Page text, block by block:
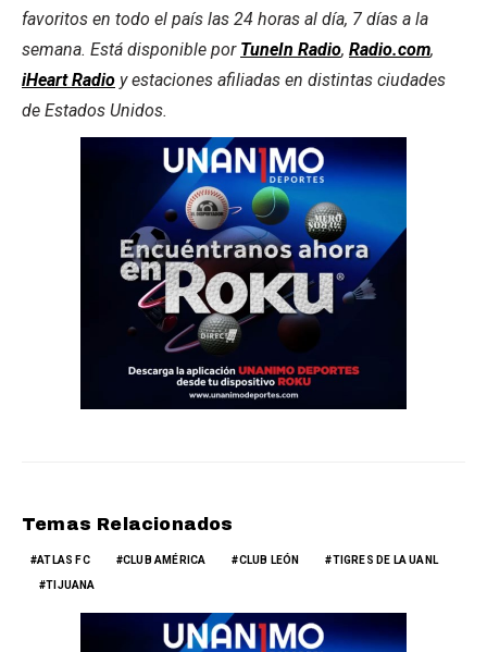
favoritos en todo el país las 24 horas al día, 7 días a la
semana. Está disponible por TuneIn Radio, Radio.com,
iHeart Radio y estaciones afiliadas en distintas ciudades
de Estados Unidos.
Temas Relacionados
ATLAS FC CLUB AMÉRICA CLUB LEÓN TIGRES DE LA UANL
TIJUANA